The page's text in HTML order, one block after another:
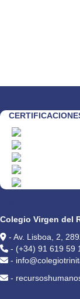
Colegio Virgen del
- Av. Lisboa, 2,
- (+34) 91 619 59
-
-